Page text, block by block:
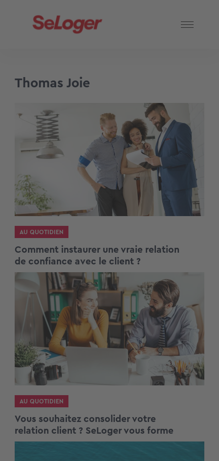
Thomas Joie
AU QUOTIDIEN
Comment instaurer une vraie relation
de confiance avec le client ?
AU QUOTIDIEN
Vous souhaitez consolider votre
relation client ? SeLoger vous forme